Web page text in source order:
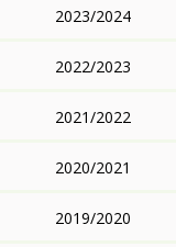
2023/2024
2022/2023
2021/2022
2020/2021
2019/2020